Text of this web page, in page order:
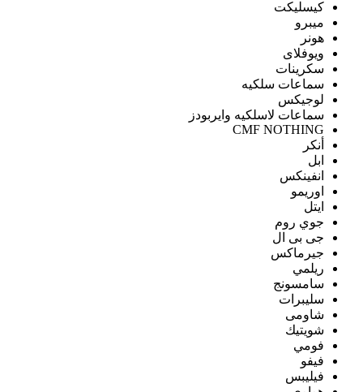
كيسليكت
ميبرو
هونر
ويوفلاى
سكرينات
سماعات سلكيه
لوجيكس
سماعات لاسلكيه وايربودز
CMF NOTHING
أنكر
ابل
انفينكس
اوريمو
ايتل
جوي روم
جى بى ال
جيرماكس
ريلمي
سامسونج
سليبرات
شاومى
شويتيك
فومي
فيفو
فيليبس